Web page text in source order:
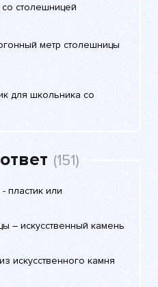
столешницей
метр столешницы
для школьника со
(151)
пластик или
– искусственный камень
искусственного камня